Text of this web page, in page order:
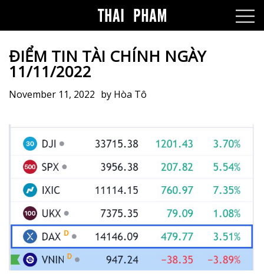
ĐIỂM TIN TÀI CHÍNH NGÀY
11/11/2022
November 11, 2022 by Hòa Tô